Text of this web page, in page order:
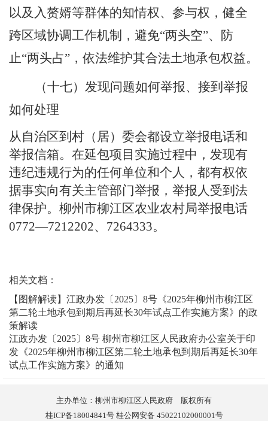
以及入赘婿等群体的知情权、参与权，健全
跨区域协调工作机制，避免“两头空”、防
止“两头占” ，依法维护其合法土地承包权益。
（十七）发现问题如何举报、 接到举报
如何处理
从自治区到村（居）委会都设立举报电话和
举报信箱。在延包项目实施过程中，发现有
违纪违规行为的任何单位和个人，都有权依
据事实向有关主管部门举报，举报人受到法
律保护。柳州市柳江区农业农村局举报电话
0772—7212202、 7264333。
相关文档：
【图解解读】江政办发〔2025〕8号《2025年柳州市柳江区
第二轮土地承包到期后再延长30年试点工作实施方案》的政
策解读
江政办发〔2025〕8号 柳州市柳江区人民政府办公室关于印
发《2025年柳州市柳江区第二轮土地承包到期后再延长30年
试点工作实施方案》的通知
主办单位：柳州市柳江区人民政府 版权所有
桂ICP备18004841号 桂公网安备 45022102000001号